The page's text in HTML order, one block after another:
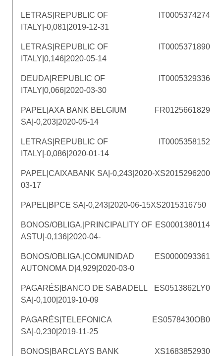
LETRAS|REPUBLIC OF
ITALY|-0,081|2019-12-31
IT0005374274
LETRAS|REPUBLIC OF
ITALY|0,146|2020-05-14
IT0005371890
DEUDA|REPUBLIC OF
ITALY|0,066|2020-03-30
IT0005329336
PAPEL|AXA BANK BELGIUM
SA|-0,203|2020-05-14
FR0125661829
LETRAS|REPUBLIC OF
ITALY|-0,086|2020-01-14
IT0005358152
PAPEL|CAIXABANK SA|-0,243|2020-
03-17
XS2015296200
PAPEL|BPCE SA|-0,243|2020-06-15XS2015316750
BONOS/OBLIGA.|PRINCIPALITY OF
ASTU|-0,136|2020-04-
ES0001380114
BONOS/OBLIGA.|COMUNIDAD
AUTONOMA D|4,929|2020-03-0
ES0000093361
PAGARÉS|BANCO DE SABADELL
SA|-0,100|2019-10-09
ES0513862LY0
PAGARÉS|TELEFONICA
SA|-0,230|2019-11-25
ES0578430OB0
BONOS|BARCLAYS BANK
XS1683852930